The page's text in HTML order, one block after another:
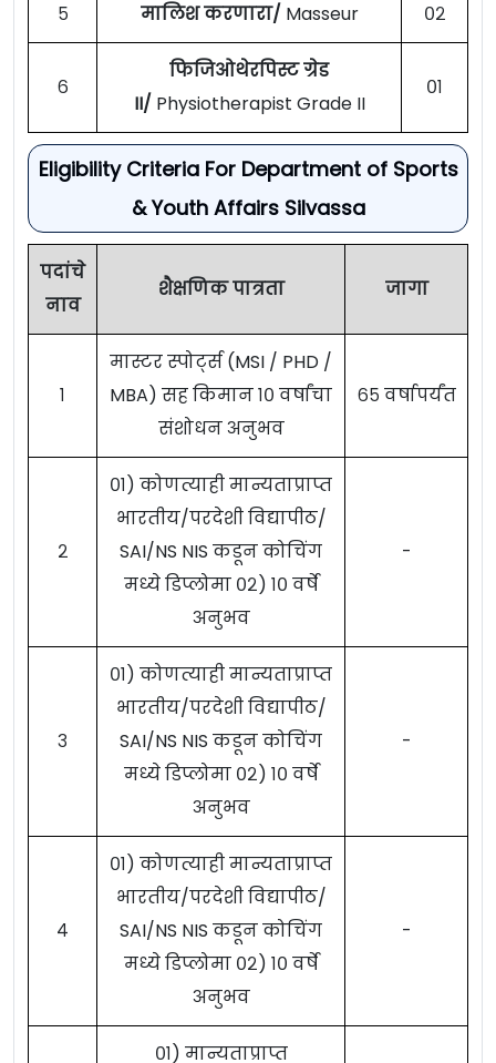
५ मालिश करणारा/ Masseur ०२
६
फिजिओथेरपिस्ट ग्रेड
II/ Physiotherapist Grade II
०१
Eligibility Criteria For Department of Sports
& Youth Affairs Silvassa
पदांचे
नाव
शैक्षणिक पात्रता जागा
१
मास्टर स्पोर्ट्स (MSI / PHD /
MBA) सह किमान १० वर्षांचा
संशोधन अनुभव
६५ वर्षापर्यंत
२
०१) कोणत्याही मान्यताप्राप्त
भारतीय/परदेशी विद्यापीठ/
SAI/NS NIS कडून कोचिंग
मध्ये डिप्लोमा ०२) १० वर्षे
अनुभव
-
३
०१) कोणत्याही मान्यताप्राप्त
भारतीय/परदेशी विद्यापीठ/
SAI/NS NIS कडून कोचिंग
मध्ये डिप्लोमा ०२) १० वर्षे
अनुभव
-
४
०१) कोणत्याही मान्यताप्राप्त
भारतीय/परदेशी विद्यापीठ/
SAI/NS NIS कडून कोचिंग
मध्ये डिप्लोमा ०२) १० वर्षे
अनुभव
-
०१) मान्यताप्राप्त